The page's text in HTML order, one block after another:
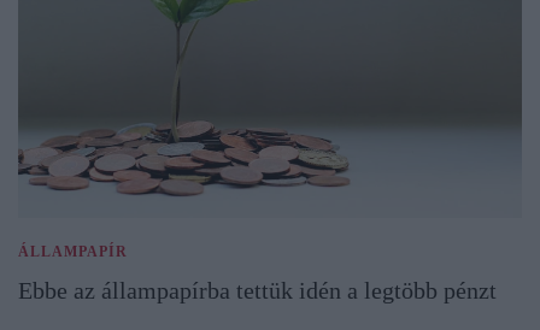
ÁLLAMPAPÍR
Ebbe az állampapírba tettük idén a legtöbb pénzt